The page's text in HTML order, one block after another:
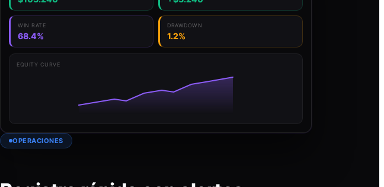
WIN RATE
68.4%
DRAWDOWN
1.2%
EQUITY CURVE
OPERACIONES